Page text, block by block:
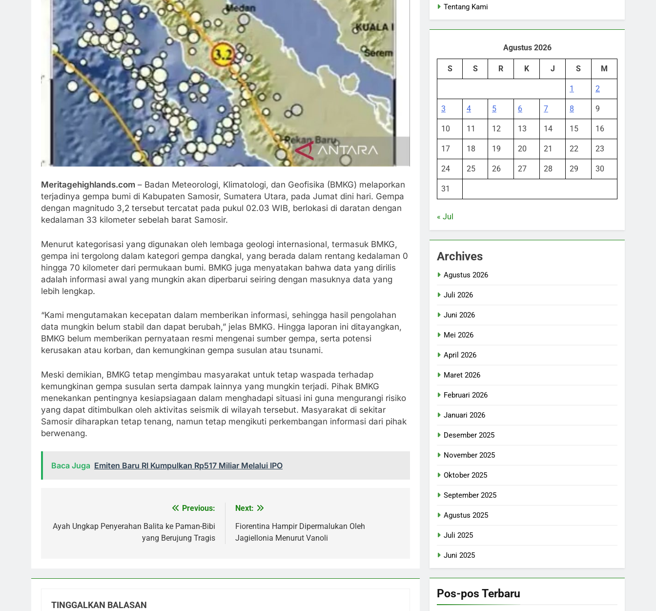
Meritagehighlands.com – Badan Meteorologi, Klimatologi, dan Geofisika (BMKG) melaporkan
terjadinya gempa bumi di Kabupaten Samosir, Sumatera Utara, pada Jumat dini hari. Gempa
dengan magnitudo 3,2 tersebut tercatat pada pukul 02.03 WIB, berlokasi di daratan dengan
kedalaman 33 kilometer sebelah barat Samosir.
Menurut kategorisasi yang digunakan oleh lembaga geologi internasional, termasuk BMKG,
gempa ini tergolong dalam kategori gempa dangkal, yang berada dalam rentang kedalaman 0
hingga 70 kilometer dari permukaan bumi. BMKG juga menyatakan bahwa data yang dirilis
adalah informasi awal yang mungkin akan diperbarui seiring dengan masuknya data yang
lebih lengkap.
“Kami mengutamakan kecepatan dalam memberikan informasi, sehingga hasil pengolahan
data mungkin belum stabil dan dapat berubah,” jelas BMKG. Hingga laporan ini ditayangkan,
BMKG belum memberikan pernyataan resmi mengenai sumber gempa, serta potensi
kerusakan atau korban, dan kemungkinan gempa susulan atau tsunami.
Meski demikian, BMKG tetap mengimbau masyarakat untuk tetap waspada terhadap
kemungkinan gempa susulan serta dampak lainnya yang mungkin terjadi. Pihak BMKG
menekankan pentingnya kesiapsiagaan dalam menghadapi situasi ini guna mengurangi risiko
yang dapat ditimbulkan oleh aktivitas seismik di wilayah tersebut. Masyarakat di sekitar
Samosir diharapkan tetap tenang, namun tetap mengikuti perkembangan informasi dari pihak
berwenang.
Baca Juga Emiten Baru RI Kumpulkan Rp517 Miliar Melalui IPO
pos
Previous:
Ayah Ungkap Penyerahan Balita ke Paman-Bibi
yang Berujung Tragis
Next:
Fiorentina Hampir Dipermalukan Oleh
Jagiellonia Menurut Vanoli
TINGGALKAN BALASAN
Tentang Kami
Agustus 2026
S S R K J S M
1 2
3 4 5 6 7 8 9
10 11 12 13 14 15 16
17 18 19 20 21 22 23
24 25 26 27 28 29 30
31
« Jul
Archives
Agustus 2026
Juli 2026
Juni 2026
Mei 2026
April 2026
Maret 2026
Februari 2026
Januari 2026
Desember 2025
November 2025
Oktober 2025
September 2025
Agustus 2025
Juli 2025
Juni 2025
Pos-pos Terbaru